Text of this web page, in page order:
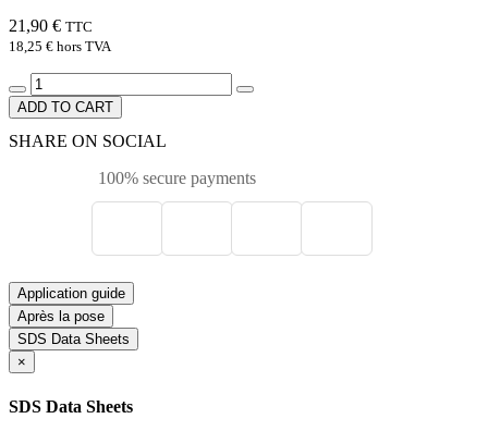
21,90 € TTC
18,25 € hors TVA
ADD TO CART
SHARE ON SOCIAL
100% secure payments
Application guide
Après la pose
SDS Data Sheets
×
SDS Data Sheets